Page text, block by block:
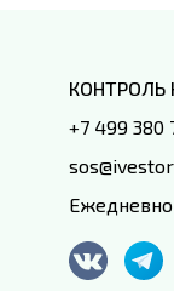
КОНТРОЛЬ
+7 499 380
Ежедневно